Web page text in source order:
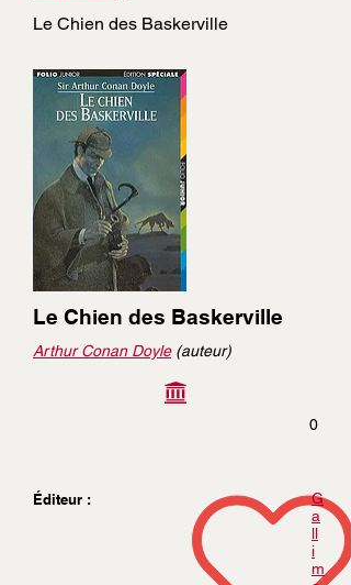
Le Chien des Baskerville
Le Chien des Baskerville
Arthur Conan Doyle(auteur)
0
Éditeur :
G
a
ll
i
m